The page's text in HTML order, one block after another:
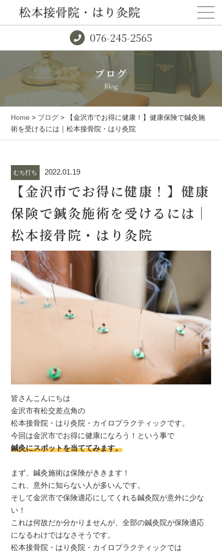
076-245-2565
ブログ
Blog
Home > ブログ > 【金沢市でお得に健康！】健康保険で鍼灸施
術を受けるには｜松本接骨院・はり灸院
むち打ち 2022.01.19
【金沢市でお得に健康！】健康
保険で鍼灸施術を受けるには｜
松本接骨院・はり灸院
皆さんこんにちは
金沢市有松交差点角の
松本接骨院・はり灸院・カイロプラクティックです。
今回は金沢市でお得に健康になろう！という事で
鍼灸にスポットを当ててみます。
まず、鍼灸施術は保険がききます！
これ、意外に知らない人が多いんです。
そして金沢市で保険適応にしてくれる鍼灸院が意外に少な
い！
これは何故だか分かりませんが、全部の鍼灸院が保険適応
になるわけではなさそうです。
松本接骨院・はり灸院・カイロプラクティックでは